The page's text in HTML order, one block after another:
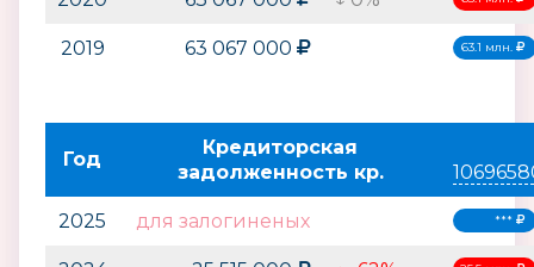
2019 63 067 000 63.1 млн.
Год
Кредиторская
задолженность кр.
2025 для залогиненых ***